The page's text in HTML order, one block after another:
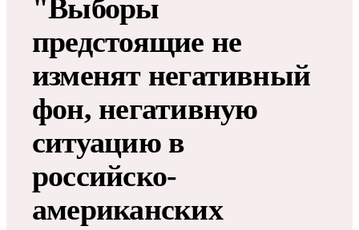
"Выборы
предстоящие не
изменят негативный
фон, негативную
ситуацию в
российско-
американских